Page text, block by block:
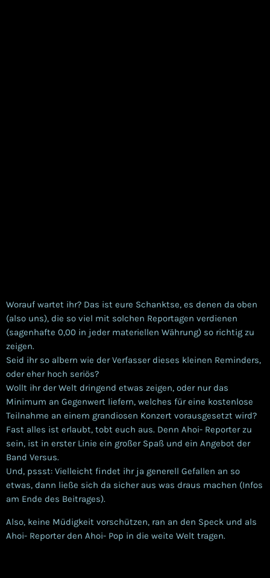
Worauf wartet ihr? Das ist eure Schanktse, es denen da oben
(also uns), die so viel mit solchen Reportagen verdienen
(sagenhafte 0,00 in jeder materiellen Währung) so richtig zu
zeigen.
Seid ihr so albern wie der Verfasser dieses kleinen Reminders,
oder eher hoch seriös?
Wollt ihr der Welt dringend etwas zeigen, oder nur das
Minimum an Gegenwert liefern, welches für eine kostenlose
Teilnahme an einem grandiosen Konzert vorausgesetzt wird?
Fast alles ist erlaubt, tobt euch aus. Denn Ahoi- Reporter zu
sein, ist in erster Linie ein großer Spaß und ein Angebot der
Band Versus.
Und, pssst: Vielleicht findet ihr ja generell Gefallen an so
etwas, dann ließe sich da sicher aus was draus machen (Infos
am Ende des Beitrages).
Also, keine Müdigkeit vorschützen, ran an den Speck und als
Ahoi- Reporter den Ahoi- Pop in die weite Welt tragen.